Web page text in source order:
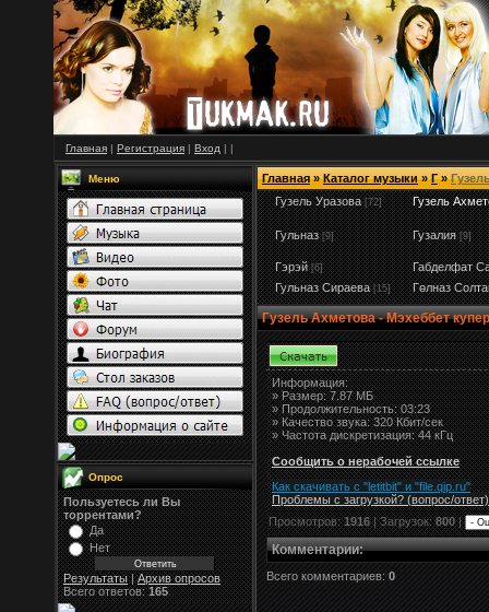
Главная | Регистрация | Вход | |
Меню
Опрос
Пользуетесь ли Вы
торрентами?
Да
Нет
Результаты|Архив опросов
Всего ответов:165
Главная»Каталог музыки»Г»
Гузель Уразова [72] Гузель
Гульназ [9] Гузалия [9]
Гэрэй [6]
Габделфат
Гульназ Сираева [15] Гөлназ
Гузель Ахметова - Мэхеббет
Информация:
»Размер:7.87 МБ
» Продолжительность: 03:23
» Качество звука: 320 Кбит/сек
» Частота дискретизация: 44 кГц
Сообщить о нерабочей ссылке
Как скачивать с "letitbit" и "file.qip.ru"
Проблемы с загрузкой? (вопрос/ответ)
Просмотров:1916| Загрузок:800|
Комментарии:
Всего комментариев: 0